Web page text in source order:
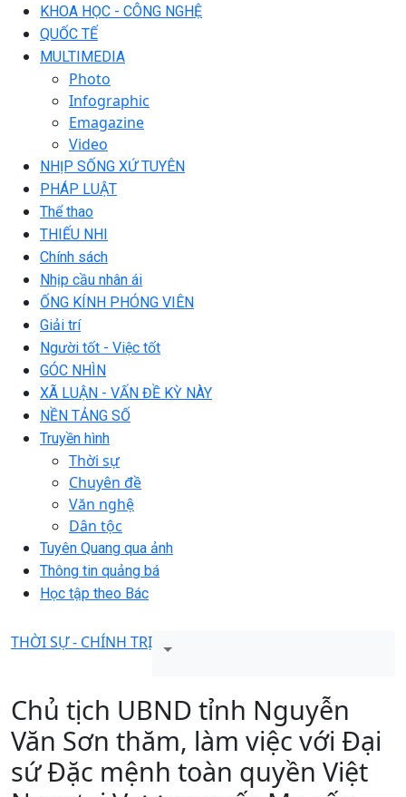
KHOA HỌC - CÔNG NGHỆ
QUỐC TẾ
MULTIMEDIA
Photo
Infographic
Emagazine
Video
NHỊP SỐNG XỨ TUYÊN
PHÁP LUẬT
Thể thao
THIẾU NHI
Chính sách
Nhịp cầu nhân ái
ỐNG KÍNH PHÓNG VIÊN
Giải trí
Người tốt - Việc tốt
GÓC NHÌN
XÃ LUẬN - VẤN ĐỀ KỲ NÀY
NỀN TẢNG SỐ
Truyền hình
Thời sự
Chuyên đề
Văn nghệ
Dân tộc
Tuyên Quang qua ảnh
Thông tin quảng bá
Học tập theo Bác
THỜI SỰ - CHÍNH TRỊ
Chủ tịch UBND tỉnh Nguyễn
Văn Sơn thăm, làm việc với Đại
sứ Đặc mệnh toàn quyền Việt